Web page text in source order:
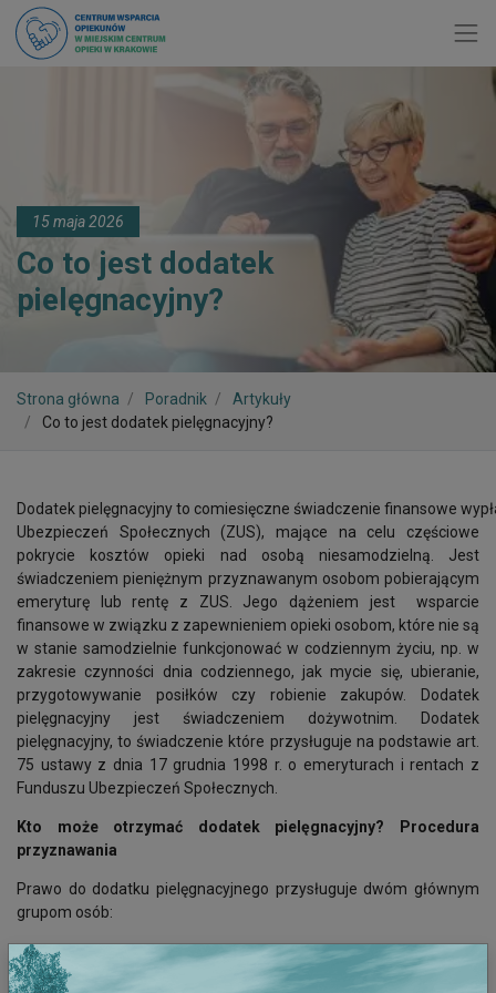
15 maja 2026
Co to jest dodatek
pielęgnacyjny?
Strona główna Poradnik
Artykuły
Co to jest dodatek pielęgnacyjny?
Dodatek pielęgnacyjny to comiesięczne świadczenie finansowe
Ubezpieczeń Społecznych (ZUS), mające na celu częściowe
pokrycie kosztów opieki nad osobą niesamodzielną. Jest
świadczeniem pieniężnym przyznawanym osobom pobierającym
emeryturę lub rentę z ZUS. Jego dążeniem jest wsparcie
finansowe w związku z zapewnieniem opieki osobom, które nie są
w stanie samodzielnie funkcjonować w codziennym życiu, np. w
zakresie czynności dnia codziennego, jak mycie się, ubieranie,
przygotowywanie posiłków czy robienie zakupów. Dodatek
pielęgnacyjny jest świadczeniem dożywotnim. Dodatek
pielęgnacyjny, to świadczenie które przysługuje na podstawie art.
75 ustawy z dnia 17 grudnia 1998 r. o emeryturach i rentach z
Funduszu Ubezpieczeń Społecznych.
Kto może otrzymać dodatek pielęgnacyjny? Procedura
przyznawania
Prawo do dodatku pielęgnacyjnego przysługuje dwóm głównym
grupom osób:
Osoby całkowicie niezdolne do pracy i do samodzielnej
egzystencji
, potwierdzone orzeczeniem lekarza